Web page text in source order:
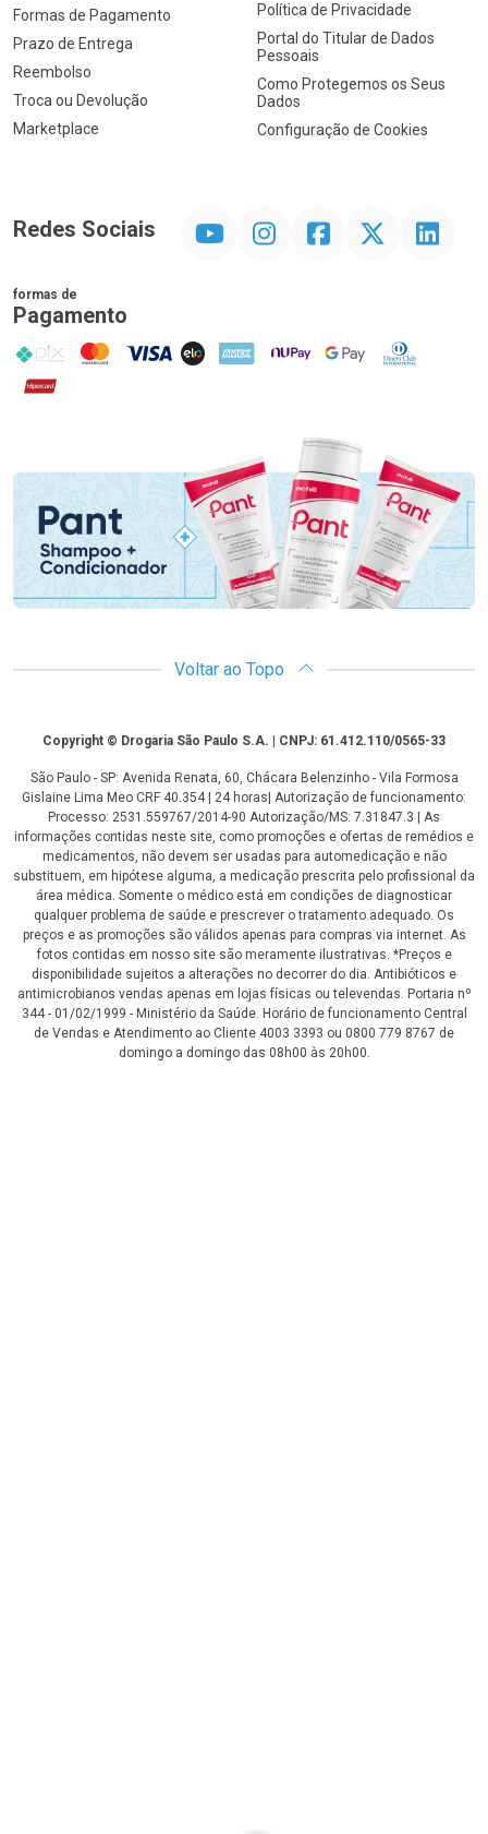
Formas de Pagamento
Prazo de Entrega
Reembolso
Troca ou Devolução
Marketplace
Política de Privacidade
Portal do Titular de Dados
Pessoais
Como Protegemos os Seus
Dados
Configuração de Cookies
Redes Sociais InstagramFacebookTwitter Linkedin
formas de
Pagamento
PIX MasterCard
VISA ELO AMEX NuPay Google PayDiners Club
Hipercard
Promoção em Destaque
Voltar ao Topo
CopyrightCopyright © Drogaria São Paulo S.A. | CNPJ: 61.412.110/0565-33
São Paulo - SP: Avenida Renata, 60, Chácara Belenzinho - Vila Formosa
Gislaine Lima Meo CRF 40.354 | 24 horas| Autorização de funcionamento:
Processo: 2531.559767/2014-90 Autorização/MS: 7.31847.3 | As
informações contidas neste site, como promoções e ofertas de remédios e
medicamentos, não devem ser usadas para automedicação e não
substituem, em hipótese alguma, a medicação prescrita pelo profissional da
área médica. Somente o médico está em condições de diagnosticar
qualquer problema de saúde e prescrever o tratamento adequado. Os
preços e as promoções são válidos apenas para compras via internet. As
fotos contidas em nosso site são meramente ilustrativas. *Preços e
disponibilidade sujeitos a alterações no decorrer do dia. Antibióticos e
antimicrobianos vendas apenas em lojas físicas ou televendas. Portaria nº
344 - 01/02/1999 - Ministério da Saúde. Horário de funcionamento Central
de Vendas e Atendimento ao Cliente 4003 3393 ou 0800 779 8767 de
domingo a domingo das 08h00 às 20h00.